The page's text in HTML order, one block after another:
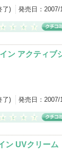
了) 発売日： 2007/
ン アクティブ
了) 発売日： 2007/
ン UVクリーム